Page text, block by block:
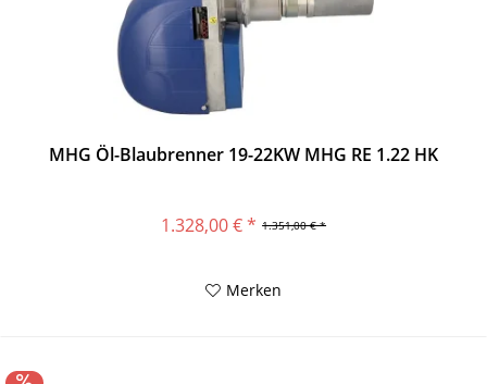
MHG Öl-Blaubrenner 19-22KW MHG RE 1.22 HK
1.351,00 € *
1.328,00 € *
Merken